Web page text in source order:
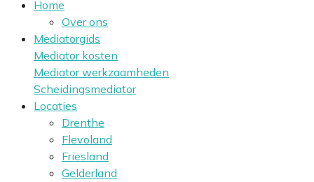
Home
Over ons
Mediatorgids
Mediator kosten
Mediator werkzaamheden
Scheidingsmediator
Locaties
Drenthe
Flevoland
Friesland
Gelderland